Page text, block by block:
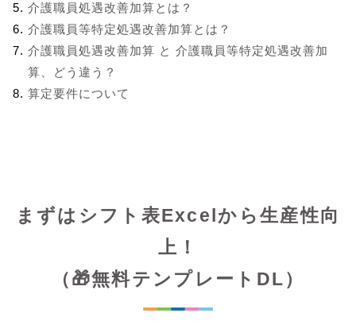
介護職員処遇改善加算とは？
介護職員等特定処遇改善加算とは？
介護職員処遇改善加算 と 介護職員等特定処遇改善加
算、どう違う？
算定要件について
まずはシフト表Excelから生産性向
上！
（🎁無料テンプレートDL）